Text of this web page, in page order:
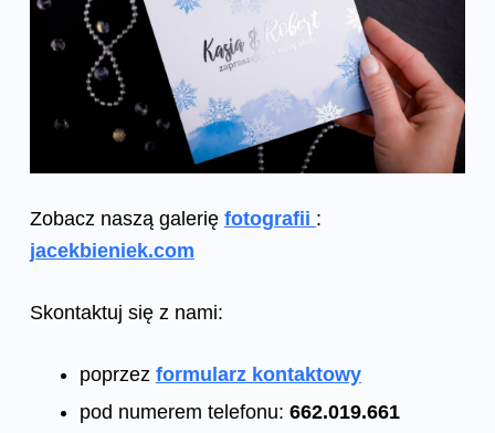
Zobacz naszą galerię fotografii :
jacekbieniek.com
Skontaktuj się z nami:
poprzez formularz kontaktowy
pod numerem telefonu: 662.019.661